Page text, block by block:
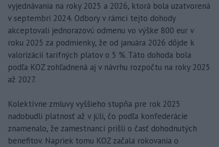
vyjednávania na roky 2025 a 2026, ktorá bola uzatvorená
v septembri 2024. Odbory v rámci tejto dohody
akceptovali jednorazovú odmenu vo výške 800 eur v
roku 2025 za podmienky, že od januára 2026 dôjde k
valorizácii tarifných platov o 5 %. Táto dohoda bola
podľa KOZ zohľadnená aj v návrhu rozpočtu na roky 2025
až 2027.
Kolektívne zmluvy vyššieho stupňa pre rok 2025
nadobudli platnosť až v júli, čo podľa konfederácie
znamenalo, že zamestnanci prišli o časť dohodnutých
benefitov. Napriek tomu KOZ začala rokovania o